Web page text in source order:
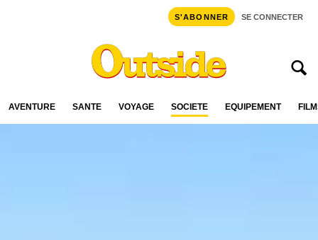
S'ABONNER SE CONNECTER
AVENTURE SANTÉ VOYAGE SOCIÉTÉ ÉQUIPEMENT